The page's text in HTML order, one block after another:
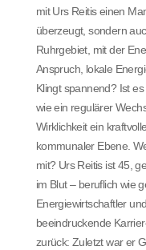
mit Urs Reitis einen
überzeugt, sondern
Ruhrgebiet, mit der
Anspruch, lokale
Klingt spannend? Ist
wie ein regulärer
Wirklichkeit ein
kommunaler Ebene.
mit? Urs Reitis ist 45,
im Blut – beruflich wie
Energiewirtschaftler
beeindruckende
zurück: Zuletzt war er